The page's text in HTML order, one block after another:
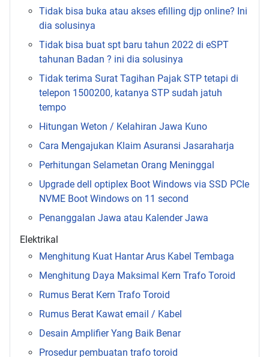
Tidak bisa buka atau akses efilling djp online? Ini
dia solusinya
Tidak bisa buat spt baru tahun 2022 di eSPT
tahunan Badan ? ini dia solusinya
Tidak terima Surat Tagihan Pajak STP tetapi di
telepon 1500200, katanya STP sudah jatuh
tempo
Hitungan Weton / Kelahiran Jawa Kuno
Cara Mengajukan Klaim Asuransi Jasaraharja
Perhitungan Selametan Orang Meninggal
Upgrade dell optiplex Boot Windows via SSD PCIe
NVME Boot Windows on 11 second
Penanggalan Jawa atau Kalender Jawa
Elektrikal
Menghitung Kuat Hantar Arus Kabel Tembaga
Menghitung Daya Maksimal Kern Trafo Toroid
Rumus Berat Kern Trafo Toroid
Rumus Berat Kawat email / Kabel
Desain Amplifier Yang Baik Benar
Prosedur pembuatan trafo toroid